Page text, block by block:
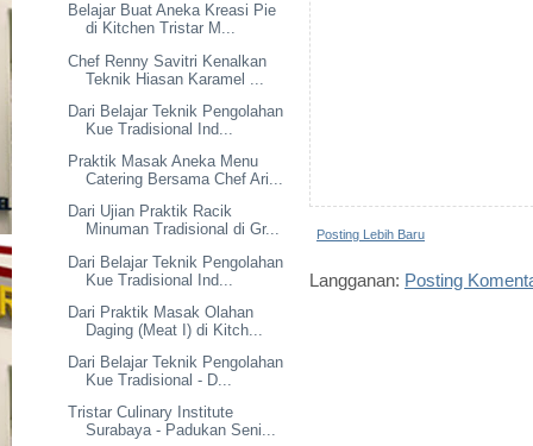
Belajar Buat Aneka Kreasi Pie
di Kitchen Tristar M...
Chef Renny Savitri Kenalkan
Teknik Hiasan Karamel ...
Dari Belajar Teknik Pengolahan
Kue Tradisional Ind...
Praktik Masak Aneka Menu
Catering Bersama Chef Ari...
Dari Ujian Praktik Racik
Minuman Tradisional di Gr...
Dari Belajar Teknik Pengolahan
Kue Tradisional Ind...
Dari Praktik Masak Olahan
Daging (Meat I) di Kitch...
Dari Belajar Teknik Pengolahan
Kue Tradisional - D...
Tristar Culinary Institute
Surabaya - Padukan Seni...
Posting Lebih Baru
Langganan: Posting